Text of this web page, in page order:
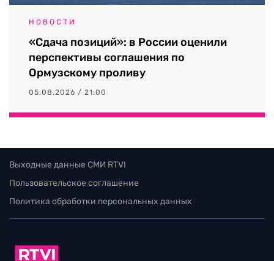
НОВОСТИ
«Сдача позиций»: в России оценили
перспективы соглашения по
Ормузскому проливу
05.08.2026 / 21:00
Выходные данные СМИ RTVI
Пользовательское соглашение
Политика обработки персональных данных